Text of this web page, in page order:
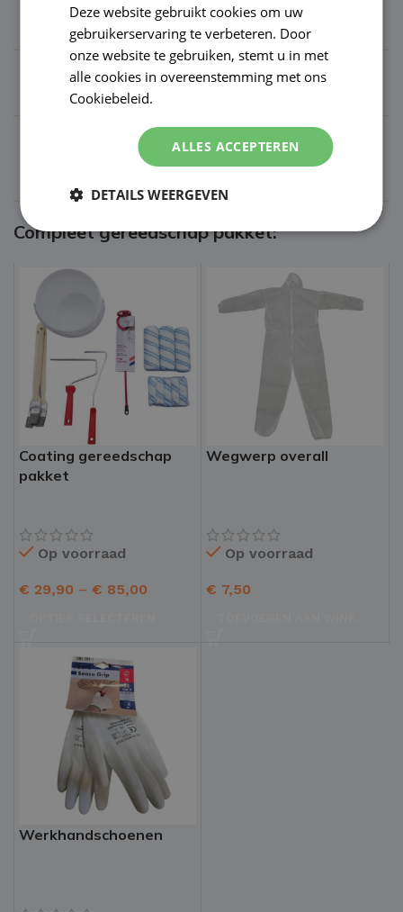
Rollerstokvoor het rollen
Afplakbandvoor het afplakken
Voor meer gereedschap bekijk degereedschap
Compleet gereedschap pakket:
Coating gereedschap
pakket
Op voorraad
€ 29,90 – € 85,00
Wegwerp overall
Op voorraad
€ 7,50
Werkhandschoenen
Deze website gebruikt cookies om uw
gebruikerservaring te verbeteren. Door
onze website te gebruiken, stemt u in met
alle cookies in overeenstemming met ons
Cookiebeleid.
ALLES ACCEPTEREN
DETAILS WEERGEVEN